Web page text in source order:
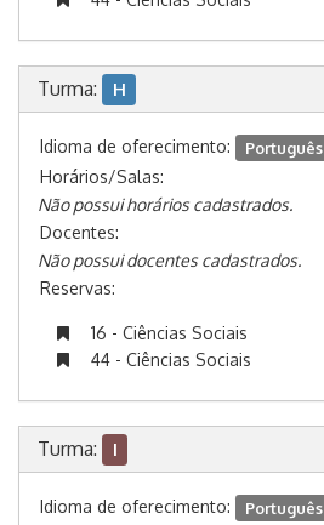
Turma: H
Idioma de oferecimento: Português
Horários/Salas:
Não possui horários cadastrados.
Docentes:
Não possui docentes cadastrados.
Reservas:
16 - Ciências Sociais
44 - Ciências Sociais
Turma: I
Idioma de oferecimento: Português